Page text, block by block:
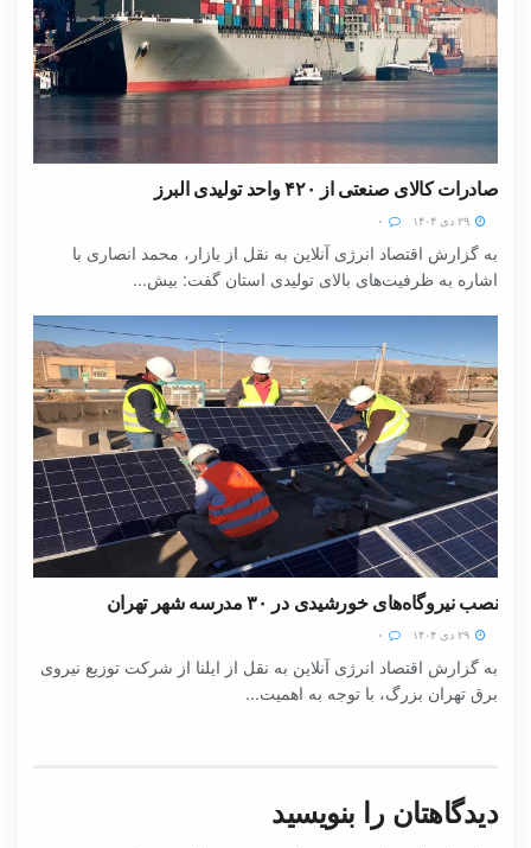
صادرات کالای صنعتی از ۴۲۰ واحد تولیدی البرز
به گزارش اقتصاد انرژی آنلاین به نقل از بازار، محمد انصاری با
اشاره به ظرفیت‌های بالای تولیدی استان گفت: بیش...
نصب نیروگاه‌های خورشیدی در ۳۰ مدرسه شهر تهران
به گزارش اقتصاد انرژی آنلاین به نقل از ایلنا از شرکت توزیع نیروی
برق تهران بزرگ، با توجه به اهمیت...
دیدگاهتان را بنویسید